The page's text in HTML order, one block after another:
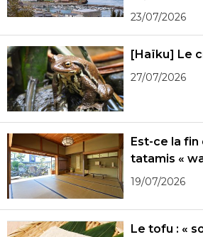
23/07/2026
[Haïku] Le
27/07/2026
Est-ce la fin
tatamis «
19/07/2026
Le tofu : «